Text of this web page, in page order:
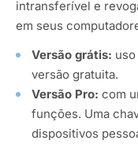
intransferível e
em seus
Versão grátis:
versão gratuita.
Versão Pro: com
funções. Uma
dispositivos